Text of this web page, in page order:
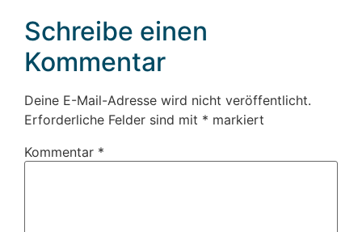
Schreibe einen
Kommentar
Deine E-Mail-Adresse wird nicht veröffentlicht.
Erforderliche Felder sind mit * markiert
Kommentar *